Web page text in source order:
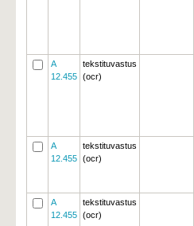
A
12.455
tekstituvastus
(ocr)
A
12.455
tekstituvastus
(ocr)
A
12.455
tekstituvastus
(ocr)